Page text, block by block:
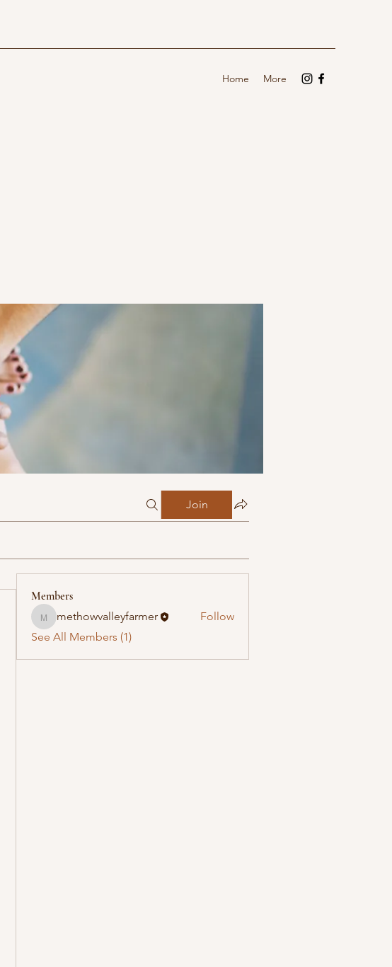
Home More
Join
Members
methowvalleyfarmer
methowvalleyfarmer
Follow
See All Members (1)